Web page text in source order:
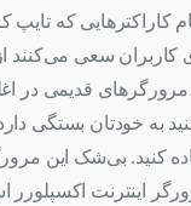
کاراکترهایی که
قدیمی در
به خودتان بستگی
کنید. بی‌شک این
اینترنت